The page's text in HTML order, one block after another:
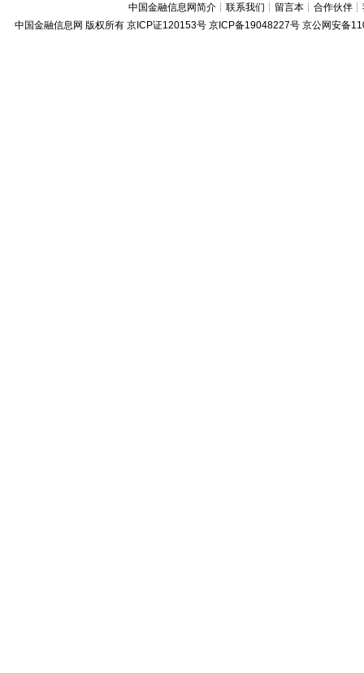
中国金融信息网简介 ┊联系我们 ┊ 留言本 ┊合作伙伴 ┊
中国金融信息网 版权所有 京ICP证120153号 京ICP备19048227号 京公网安备